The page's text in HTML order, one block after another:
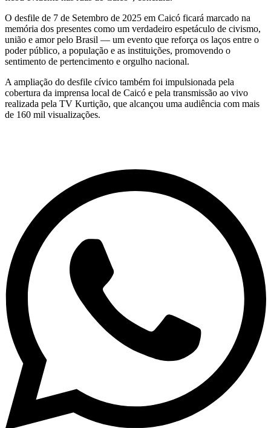
O desfile de 7 de Setembro de 2025 em Caicó ficará marcado na
memória dos presentes como um verdadeiro espetáculo de civismo,
união e amor pelo Brasil — um evento que reforça os laços entre o
poder público, a população e as instituições, promovendo o
sentimento de pertencimento e orgulho nacional.
A ampliação do desfile cívico também foi impulsionada pela
cobertura da imprensa local de Caicó e pela transmissão ao vivo
realizada pela TV Kurtição, que alcançou uma audiência com mais
de 160 mil visualizações.